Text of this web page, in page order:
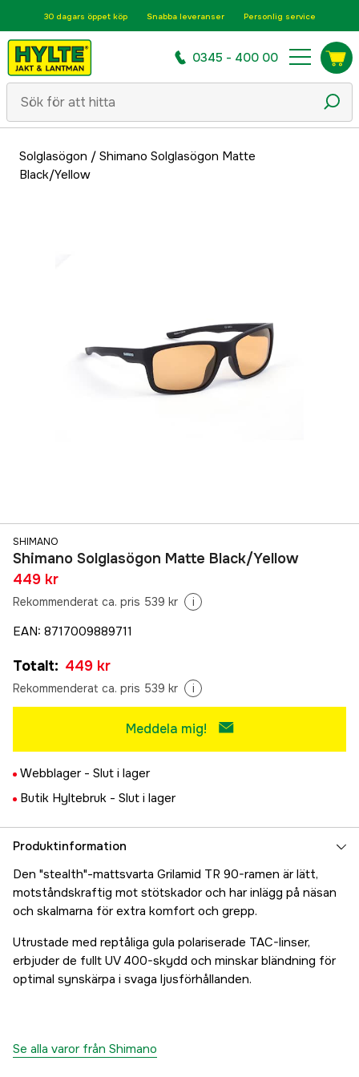
30 dagars öppet köp Snabba leveranser Personlig service
0345 - 400 00
Solglasögon / Shimano Solglasögon Matte
Black/Yellow
SHIMANO
Shimano Solglasögon Matte Black/Yellow
449 kr
Rekommenderat ca. pris 539 kr i
EAN: 8717009889711
Totalt: 449 kr
Rekommenderat ca. pris 539 kr i
Meddela mig!
Webblager - Slut i lager
Butik Hyltebruk - Slut i lager
Produktinformation
Den "stealth"-mattsvarta Grilamid TR 90-ramen är lätt,
motståndskraftig mot stötskador och har inlägg på näsan
och skalmarna för extra komfort och grepp.
Utrustade med reptåliga gula polariserade TAC-linser,
erbjuder de fullt UV 400-skydd och minskar bländning för
optimal synskärpa i svaga ljusförhållanden.
Se alla varor från Shimano